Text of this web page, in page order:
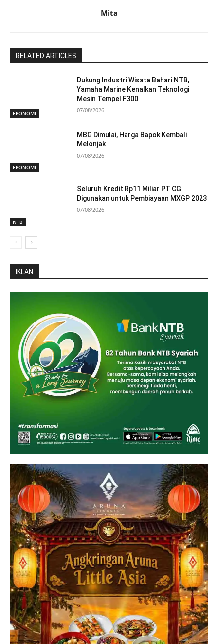
Mita
RELATED ARTICLES
EKONOMI
Dukung Industri Wisata Bahari NTB,
Yamaha Marine Kenalkan Teknologi
Mesin Tempel F300
07/08/2026
EKONOMI
MBG Dimulai, Harga Bapok Kembali
Melonjak
07/08/2026
NTB
Seluruh Kredit Rp11 Miliar PT CGI
Digunakan untuk Pembiayaan MXGP 2023
07/08/2026
IKLAN